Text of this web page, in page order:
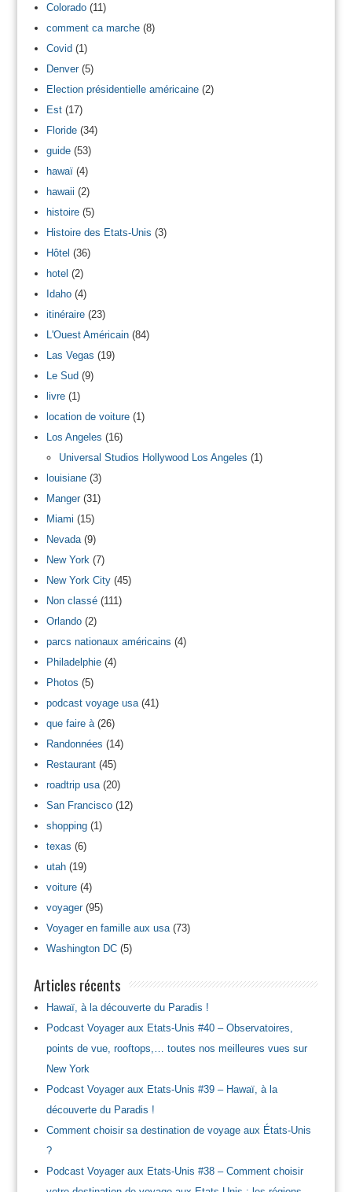
Colorado(11)
comment ca marche(8)
Covid(1)
Denver(5)
Election présidentielle américaine(2)
Est(17)
Floride(34)
guide(53)
hawaï(4)
hawaii (2)
histoire(5)
Histoire des Etats-Unis (3)
Hôtel (36)
hotel (2)
Idaho(4)
itinéraire(23)
L'Ouest Américain(84)
Las Vegas (19)
Le Sud(9)
livre(1)
location de voiture(1)
Los Angeles (16)
Universal Studios Hollywood Los Angeles (1)
louisiane(3)
Manger(31)
Miami (15)
Nevada(9)
New York (7)
New York City(45)
Non classé(111)
Orlando(2)
parcs nationaux américains (4)
Philadelphie(4)
Photos (5)
podcast voyage usa(41)
que faire à(26)
Randonnées (14)
Restaurant(45)
roadtrip usa(20)
San Francisco(12)
shopping(1)
texas (6)
utah(19)
voiture(4)
voyager(95)
Voyager en famille aux usa(73)
Washington DC(5)
Articles récents
Hawaï, à la découverte du Paradis !
Podcast Voyager aux Etats-Unis #40 – Observatoires,
points de vue, rooftops,… toutes nos meilleures vues sur
New York
Podcast Voyager aux Etats-Unis #39 – Hawaï, à la
découverte du Paradis !
Comment choisir sa destination de voyage aux États-Unis
?
Podcast Voyager aux Etats-Unis #38 – Comment choisir